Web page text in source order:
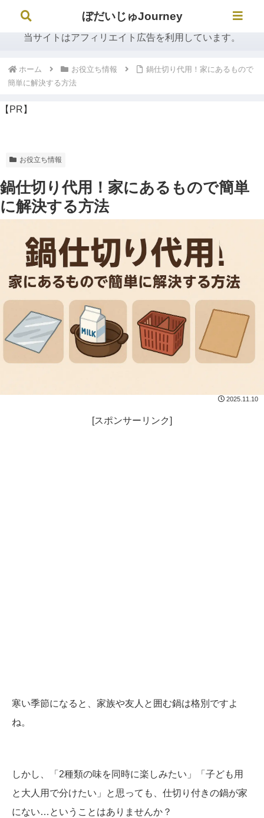
ぼだいじゅJourney
当サイトはアフィリエイト広告を利用しています。
ホーム お役立ち情報
鍋仕切り代用！家にあるもので
簡単に解決する方法
【PR】
お役立ち情報
鍋仕切り代用！家にあるもので簡単
に解決する方法
2025.11.10
[スポンサーリンク]
寒い季節になると、家族や友人と囲む鍋は格別ですよ
ね。
しかし、「2種類の味を同時に楽しみたい」「子ども用
と大人用で分けたい」と思っても、仕切り付きの鍋が家
にない…ということはありませんか？
ぼだいじゅJourney